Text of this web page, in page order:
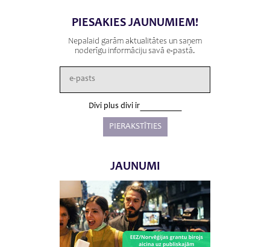
PIESAKIES JAUNUMIEM!
Nepalaid garām aktualitātes un saņem
noderīgu informāciju savā e-pastā.
Divi plus divi ir
JAUNUMI